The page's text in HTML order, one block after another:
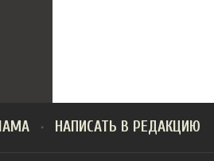
НАПИСАТЬ В РЕДАКЦИЮ